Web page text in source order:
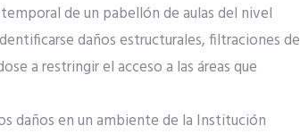
de un pabellón de aulas del nivel
daños estructurales, filtraciones de
a restringir el acceso a las áreas que
daños en un ambiente de la Institución